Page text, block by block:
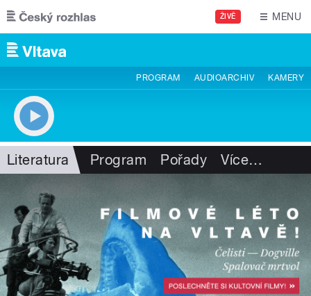
Přejít k hlavnímu obsahu
ŽIVĚ MENU
PROGRAM AUDIOARCHIV KAMERY
Literatura Program Pořady Více…